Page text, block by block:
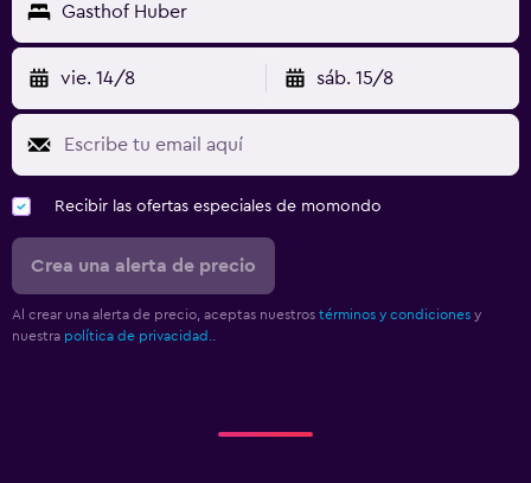
Gasthof Huber
vie. 14/8 sáb. 15/8
Recibir las ofertas especiales de momondo
Crea una alerta de precio
Al crear una alerta de precio, aceptas nuestros términos y condiciones y
nuestra política de privacidad.